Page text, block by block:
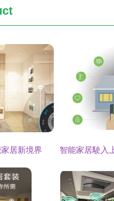
居新境界